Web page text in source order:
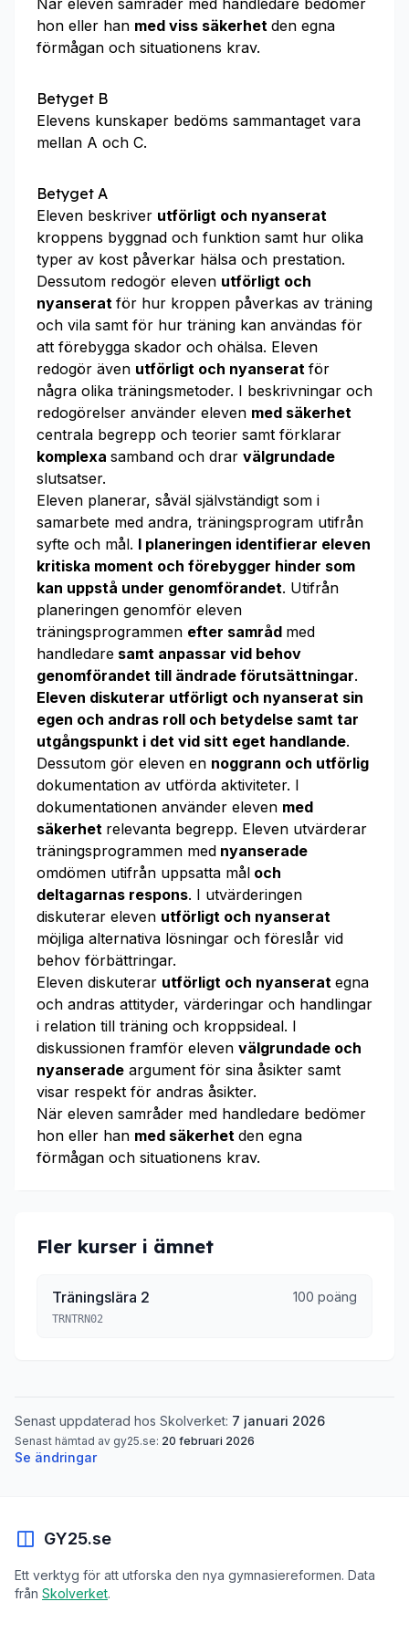
När eleven samråder med handledare bedömer
hon eller han med viss säkerhet den egna
förmågan och situationens krav.
Betyget B
Elevens kunskaper bedöms sammantaget vara
mellan A och C.
Betyget A
Eleven beskriver utförligt och nyanserat
kroppens byggnad och funktion samt hur olika
typer av kost påverkar hälsa och prestation.
Dessutom redogör eleven utförligt och
nyanserat för hur kroppen påverkas av träning
och vila samt för hur träning kan användas för
att förebygga skador och ohälsa. Eleven
redogör även utförligt och nyanserat för
några olika träningsmetoder. I beskrivningar och
redogörelser använder eleven med säkerhet
centrala begrepp och teorier samt förklarar
komplexa samband och drar välgrundade
slutsatser.
Eleven planerar, såväl självständigt som i
samarbete med andra, träningsprogram utifrån
syfte och mål. I planeringen identifierar eleven
kritiska moment och förebygger hinder som
kan uppstå under genomförandet. Utifrån
planeringen genomför eleven
träningsprogrammen efter samråd med
handledare samt anpassar vid behov
genomförandet till ändrade förutsättningar.
Eleven diskuterar utförligt och nyanserat sin
egen och andras roll och betydelse samt tar
utgångspunkt i det vid sitt eget handlande.
Dessutom gör eleven en noggrann och utförlig
dokumentation av utförda aktiviteter. I
dokumentationen använder eleven med
säkerhet relevanta begrepp. Eleven utvärderar
träningsprogrammen med nyanserade
omdömen utifrån uppsatta mål och
deltagarnas respons. I utvärderingen
diskuterar eleven utförligt och nyanserat
möjliga alternativa lösningar och föreslår vid
behov förbättringar.
Eleven diskuterar utförligt och nyanserat egna
och andras attityder, värderingar och handlingar
i relation till träning och kroppsideal. I
diskussionen framför eleven välgrundade och
nyanserade argument för sina åsikter samt
visar respekt för andras åsikter.
När eleven samråder med handledare bedömer
hon eller han med säkerhet den egna
förmågan och situationens krav.
Fler kurser i ämnet
Träningslära 2 100 poäng
TRNTRN02
Senast uppdaterad hos Skolverket: 7 januari 2026
Senast hämtad av gy25.se: 20 februari 2026
Se ändringar
GY25.se
Ett verktyg för att utforska den nya gymnasiereformen. Data
från Skolverket.